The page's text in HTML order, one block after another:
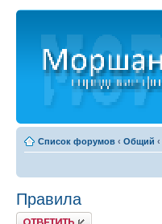
Список форумов ‹ Общий ‹
Правила
Ответить